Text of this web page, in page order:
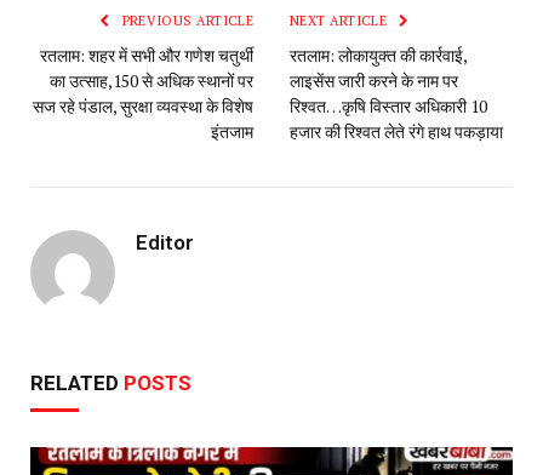
PREVIOUS ARTICLE
रतलाम: शहर में सभी और गणेश चतुर्थी
का उत्साह,150 से अधिक स्थानों पर
सज‌ रहे पंडाल, सुरक्षा व्यवस्था के विशेष
इंतजाम
NEXT ARTICLE
रतलाम: लोकायुक्त की कार्रवाई,
लाइसेंस जारी करने के नाम पर
रिश्वत…कृषि विस्तार अधिकारी 10
हजार की रिश्वत लेते रंगे हाथ पकड़ाया
Editor
RELATED POSTS